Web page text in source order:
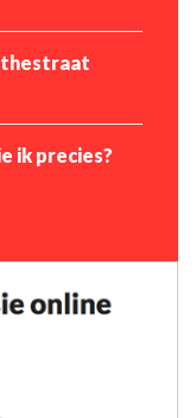
ik precies?